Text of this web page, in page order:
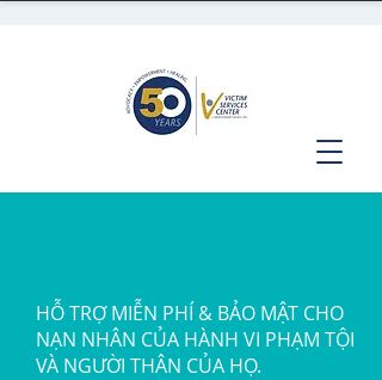
HỖ TRỢ MIỄN PHÍ & BẢO MẬT CHO
NẠN NHÂN CỦA HÀNH VI PHẠM TỘI
VÀ NGƯỜI THÂN CỦA HỌ.